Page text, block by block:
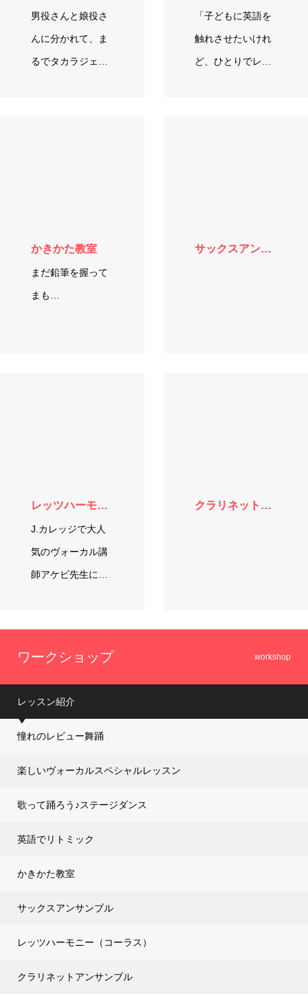
男役さんと娘役さ
んに分かれて、ま
るでタカラジェン
「子どもに英語を
触れさせたいけれ
ど、ひとりでレッ
かきかた教室
まだ鉛筆を握って
まも…
サックスアンサンブル
レッツハーモニー（コーラス）
J.カレッジで大人
気のヴォーカル講
師アケビ先生によ
歌ってみません
か？ 初め…
クラリネットアンサンブル
ワークショップ workshop
レッスン紹介
憧れのレビュー舞踊
楽しいヴォーカルスペシャルレッスン
歌って踊ろう♪ステージダンス
英語でリトミック
かきかた教室
サックスアンサンブル
レッツハーモニー（コーラス）
クラリネットアンサンブル